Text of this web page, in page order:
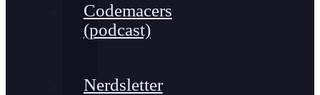
Codemacers
(podcast)
Nerdsletter